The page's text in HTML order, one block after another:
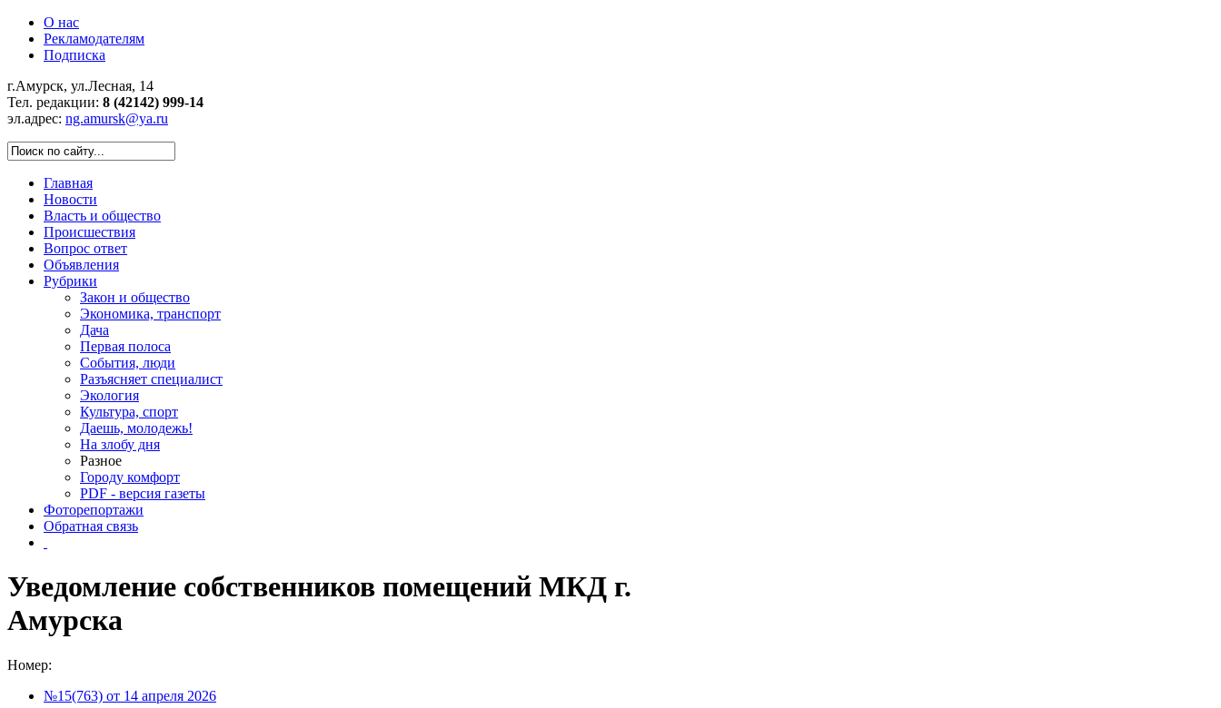
О нас
Рекламодателям
Подписка
г.Амурск, ул.Лесная, 14
Тел. редакции: 8 (42142) 999-14
эл.адрес: ng.amursk@ya.ru
Главная
Новости
Власть и общество
Происшествия
Вопрос ответ
Объявления
Рубрики
Закон и общество
Экономика, транспорт
Дача
Первая полоса
События, люди
Разъясняет специалист
Экология
Культура, спорт
Даешь, молодежь!
На злобу дня
Разное
Городу комфорт
PDF - версия газеты
Фоторепортажи
Обратная связь
Уведомление собственников помещений МКД г.
Амурска
Номер:
№15(763) от 14 апреля 2026